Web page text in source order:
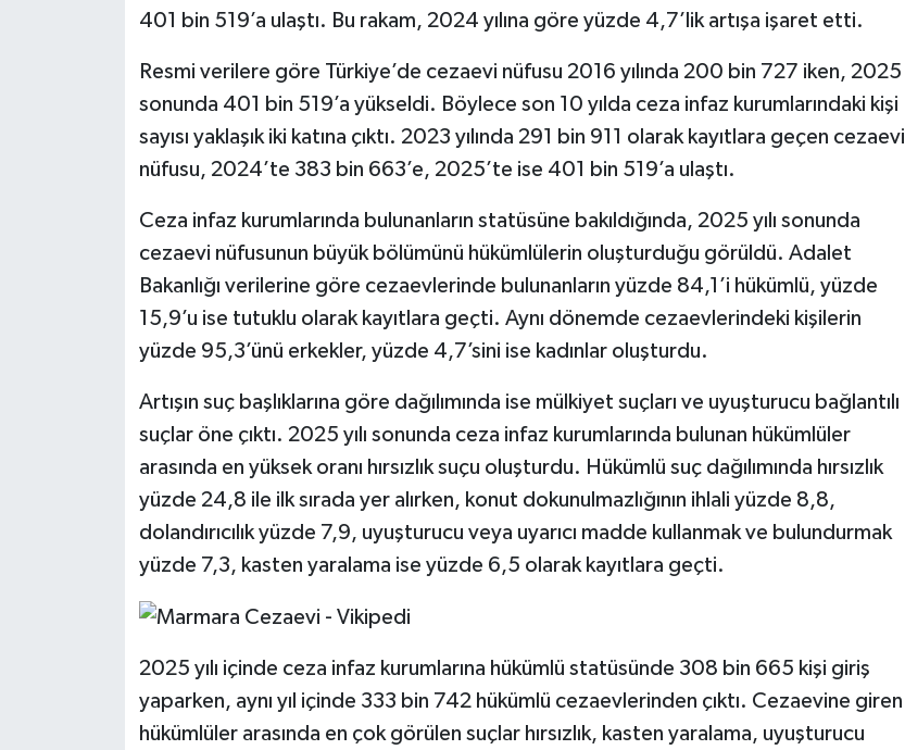
401 bin 519’a ulaştı. Bu rakam, 2024 yılına göre yüzde 4,7’lik artışa işaret etti.
Resmi verilere göre Türkiye’de cezaevi nüfusu 2016 yılında 200 bin 727 iken, 2025
sonunda 401 bin 519’a yükseldi. Böylece son 10 yılda ceza infaz kurumlarındaki kişi
sayısı yaklaşık iki katına çıktı. 2023 yılında 291 bin 911 olarak kayıtlara geçen cezaevi
nüfusu, 2024’te 383 bin 663’e, 2025’te ise 401 bin 519’a ulaştı.
Ceza infaz kurumlarında bulunanların statüsüne bakıldığında, 2025 yılı sonunda
cezaevi nüfusunun büyük bölümünü hükümlülerin oluşturduğu görüldü. Adalet
Bakanlığı verilerine göre cezaevlerinde bulunanların yüzde 84,1’i hükümlü, yüzde
15,9’u ise tutuklu olarak kayıtlara geçti. Aynı dönemde cezaevlerindeki kişilerin
yüzde 95,3’ünü erkekler, yüzde 4,7’sini ise kadınlar oluşturdu.
Artışın suç başlıklarına göre dağılımında ise mülkiyet suçları ve uyuşturucu bağlantılı
suçlar öne çıktı. 2025 yılı sonunda ceza infaz kurumlarında bulunan hükümlüler
arasında en yüksek oranı hırsızlık suçu oluşturdu. Hükümlü suç dağılımında hırsızlık
yüzde 24,8 ile ilk sırada yer alırken, konut dokunulmazlığının ihlali yüzde 8,8,
dolandırıcılık yüzde 7,9, uyuşturucu veya uyarıcı madde kullanmak ve bulundurmak
yüzde 7,3, kasten yaralama ise yüzde 6,5 olarak kayıtlara geçti.
2025 yılı içinde ceza infaz kurumlarına hükümlü statüsünde 308 bin 665 kişi giriş
yaparken, aynı yıl içinde 333 bin 742 hükümlü cezaevlerinden çıktı. Cezaevine giren
hükümlüler arasında en çok görülen suçlar hırsızlık, kasten yaralama, uyuşturucu